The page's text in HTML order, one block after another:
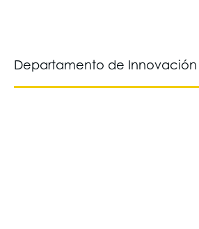
Departamento de Innovación